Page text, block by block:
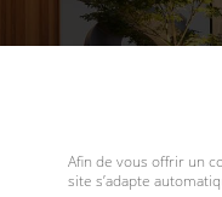
Afin de vous offrir un
site s’adapte